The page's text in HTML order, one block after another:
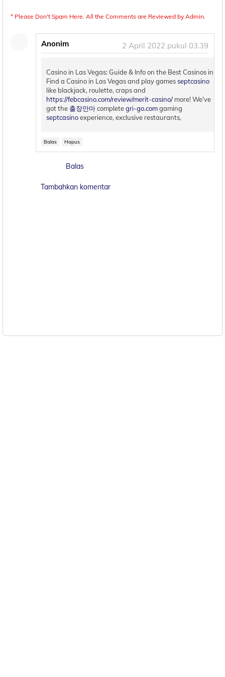
* Please Don't Spam Here. All the Comments are Reviewed by Admin.
Anonim 2 April 2022 pukul 03.39
Casino in Las Vegas: Guide & Info on the Best Casinos in
Find a Casino in Las Vegas and play gamesseptcasino
like blackjack, roulette, craps and
https://febcasino.com/review/merit-casino/ more! We've
got the 출장안마completegri-go.comgaming
septcasinoexperience, exclusive restaurants,
Balas Hapus
Balas
Tambahkan komentar